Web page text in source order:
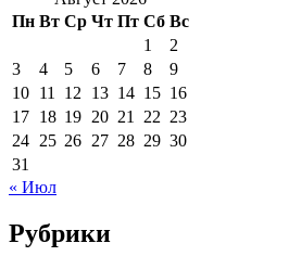
Пн Вт Ср Чт Пт Сб Вс
1
2
3
4 5 6 7 8
9
10 11 12 13 14 15 16
17 18 19 20 21 22 23
24 25 26 27 28 29 30
31
« Июл
Рубрики